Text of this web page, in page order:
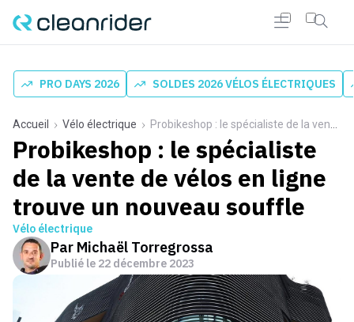
PRO DAYS 2026 SOLDES 2026 VÉLOS ÉLECTRIQUES
Accueil Vélo électrique Probikeshop : le spécialiste de la vente de vélos en ligne trouve un nouveau souffle
Probikeshop : le spécialiste
de la vente de vélos en ligne
trouve un nouveau souffle
Vélo électrique
Par Michaël Torregrossa
Publié le 22 décembre 2023